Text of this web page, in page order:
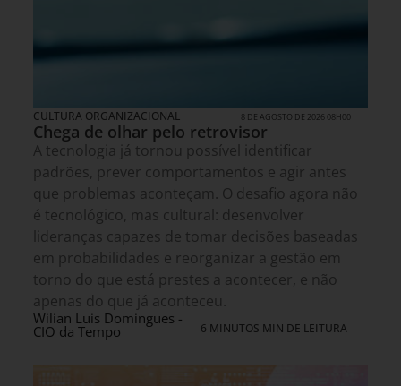
CULTURA ORGANIZACIONAL 8 DE AGOSTO DE 2026 08H00
Chega de olhar pelo retrovisor
A tecnologia já tornou possível identificar
padrões, prever comportamentos e agir antes
que problemas aconteçam. O desafio agora não
é tecnológico, mas cultural: desenvolver
lideranças capazes de tomar decisões baseadas
em probabilidades e reorganizar a gestão em
torno do que está prestes a acontecer, e não
apenas do que já aconteceu.
Wilian Luis Domingues -
CIO da Tempo 6 MINUTOS MIN DE LEITURA